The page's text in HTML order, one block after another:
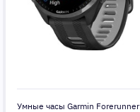
Умные часы Garmin Forerunner